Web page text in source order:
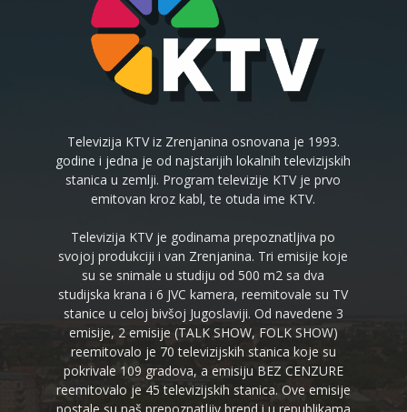
Televizija KTV iz Zrenjanina osnovana je 1993.
godine i jedna je od najstarijih lokalnih televizijskih
stanica u zemlji. Program televizije KTV je prvo
emitovan kroz kabl, te otuda ime KTV.
Televizija KTV je godinama prepoznatljiva po
svojoj produkciji i van Zrenjanina. Tri emisije koje
su se snimale u studiju od 500 m2 sa dva
studijska krana i 6 JVC kamera, reemitovale su TV
stanice u celoj bivšoj Jugoslaviji. Od navedene 3
emisije, 2 emisije (TALK SHOW, FOLK SHOW)
reemitovalo je 70 televizijskih stanica koje su
pokrivale 109 gradova, a emisiju BEZ CENZURE
reemitovalo je 45 televizijskih stanica. Ove emisije